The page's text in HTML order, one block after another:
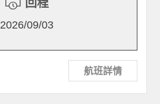
2026/09/03
航班詳情